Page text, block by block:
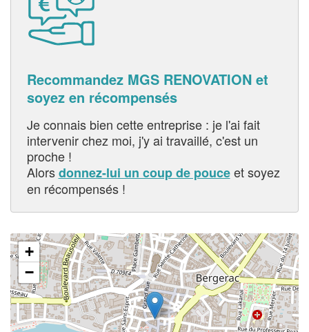
Recommandez MGS RENOVATION et
soyez en récompensés
Je connais bien cette entreprise : je l'ai fait
intervenir chez moi, j'y ai travaillé, c'est un
proche !
Alorsdonnez-lui un coup de pouceet soyez
en récompensés !
+
−